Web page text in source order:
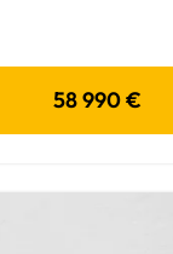
58 990 €